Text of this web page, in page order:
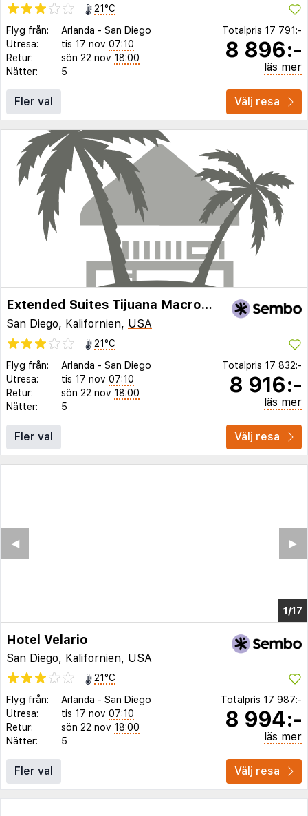
21°C
Flyg från:
Arlanda - San Diego
Utresa:
tis 17 nov 07:10
Retur:
sön 22 nov 18:00
Nätter:
5
Totalpris 17 791:-
8 896:-
läs mer
Fler val Välj resa
Extended Suites Tijuana Macroplaza
San Diego, Kalifornien, USA
21°C
Flyg från:
Arlanda - San Diego
Utresa:
tis 17 nov 07:10
Retur:
sön 22 nov 18:00
Nätter:
5
Totalpris 17 832:-
8 916:-
läs mer
Fler val Välj resa
1/13
▶︎
◀︎
Hotel Velario
San Diego, Kalifornien, USA
21°C
Flyg från:
Arlanda - San Diego
Utresa:
tis 17 nov 07:10
Retur:
sön 22 nov 18:00
Nätter:
5
Totalpris 17 987:-
8 994:-
läs mer
Fler val Välj resa